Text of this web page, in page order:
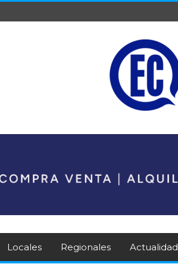
Locales Regionales Actualidad